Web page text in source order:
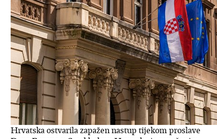
Hrvatska ostvarila zapažen nastup tijekom proslave